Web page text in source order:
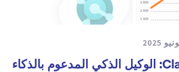
نقدم لكم Clarity: الوكيل الذكي المدعوم بالذكاء